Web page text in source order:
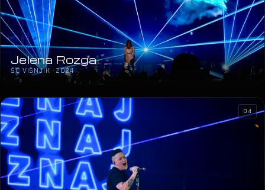
Jelena Rozga
ŠC VIŠNJIK · 2024
04